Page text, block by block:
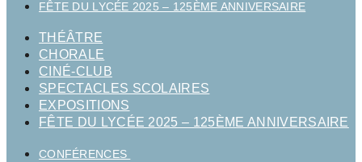
FÊTE DU LYCÉE 2025 – 125ÈME ANNIVERSAIRE
THÉÂTRE
CHORALE
CINÉ-CLUB
SPECTACLES SCOLAIRES
EXPOSITIONS
FÊTE DU LYCÉE 2025 – 125ÈME ANNIVERSAIRE
CONFÉRENCES